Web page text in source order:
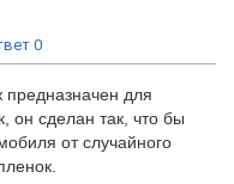
0
для
он сделан так, что бы
от случайного